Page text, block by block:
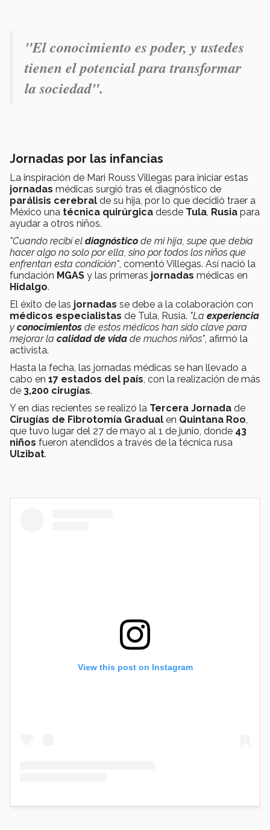
"El conocimiento es poder, y ustedes
tienen el potencial para transformar
la sociedad".
Jornadas por las infancias
La inspiración de Mari Rouss Villegas para iniciar estas
jornadas médicas surgió tras el diagnóstico de
parálisis cerebral de su hija, por lo que decidió traer a
México una técnica quirúrgica desde Tula Rusia para
ayudar a otros niños.
"Cuando recibí el diagnóstico de mi hija, supe que debía
hacer algo no solo por ella, sino por todos los niños que
enfrentan esta condición" , comentó Villegas. Así nació la
fundación MGAS y las primeras jornadas médicas en
Hidalgo.
El éxito de las jornadas se debe a la colaboración con
médicos especialistas de Tula, Rusia. "La experiencia
y conocimientos de estos médicos han sido clave para
mejorar la calidad de vida de muchos niños" , afirmó la
activista.
Hasta la fecha, las jornadas médicas se han llevado a
cabo en 17 estados del país , con la realización de más
de 3,200 cirugías.
Y en días recientes se realizó la Tercera Jornada de
Cirugías de Fibrotomía Gradual en Quintana Roo
que tuvo lugar del 27 de mayo al 1 de junio, donde 43
niños fueron atendidos a través de la técnica rusa
Ulzibat.
View this post on Instagram